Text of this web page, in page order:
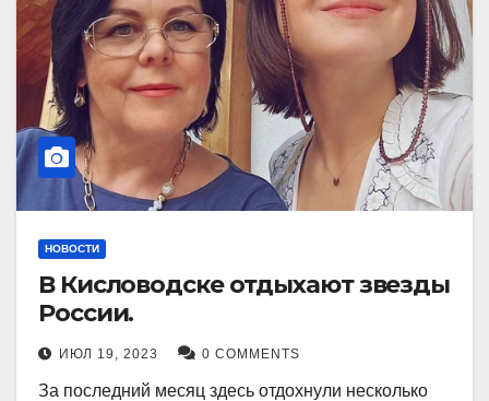
НОВОСТИ
В Кисловодске отдыхают звезды
России.
ИЮЛ 19, 2023 0 COMMENTS
За последний месяц здесь отдохнули несколько